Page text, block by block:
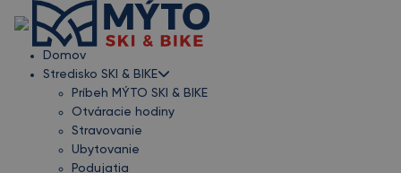
Domov
Stredisko SKI & BIKE
Príbeh MÝTO SKI & BIKE
Otváracie hodiny
Stravovanie
Ubytovanie
Podujatia